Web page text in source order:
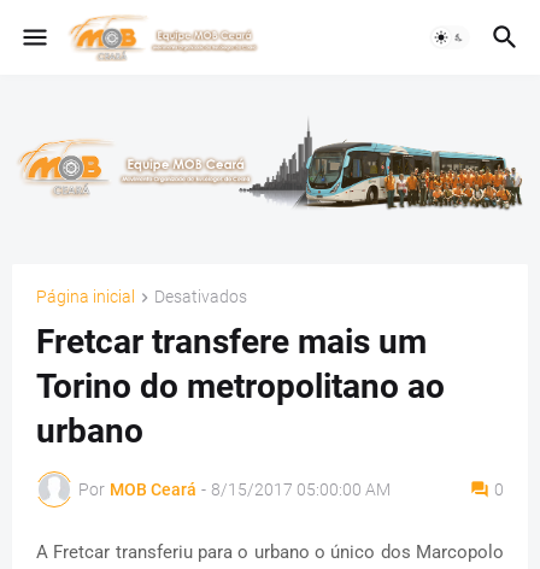
Página inicial Desativados
Fretcar transfere mais um
Torino do metropolitano ao
urbano
Por MOB Ceará - 8/15/2017 05:00:00 AM 0
A Fretcar transferiu para o urbano o único dos Marcopolo